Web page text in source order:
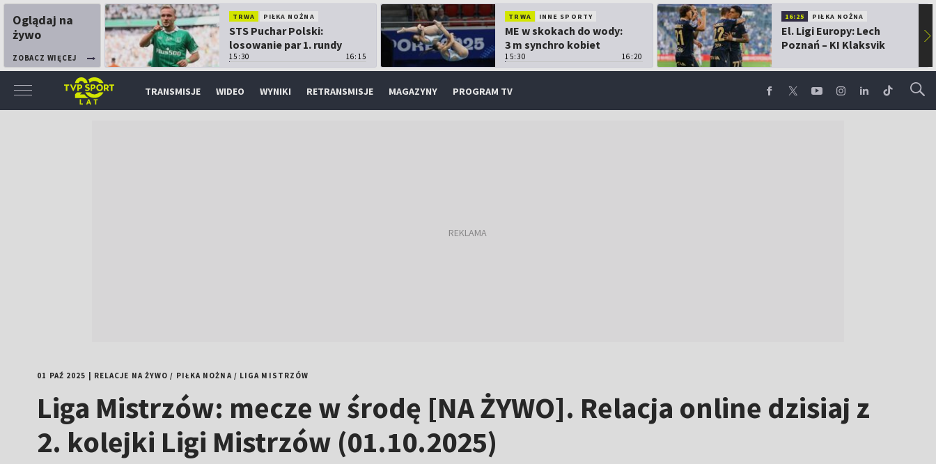
Oglądaj na
żywo
ZOBACZ WIĘCEJ
TRWA PIŁKA NOŻNA
STS Puchar Polski:
losowanie par 1. rundy
15:30 16:15
TRWA INNE SPORTY
ME w skokach do wody:
3 m synchro kobiet
15:30 16:20
16:25 PIŁKA NOŻNA
El. Ligi Europy: Lech
Poznań – KI Klaksvik
▶
TRANSMISJE WIDEO WYNIKI RETRANSMISJE MAGAZYNY PROGRAM TV
01 PAŹ 2025 RELACJE NA ŻYWO / PIŁKA NOŻNA/ LIGA MISTRZÓW
Liga Mistrzów: mecze w środę [NA ŻYWO]. Relacja online dzisiaj z
2. kolejki Ligi Mistrzów (01.10.2025)